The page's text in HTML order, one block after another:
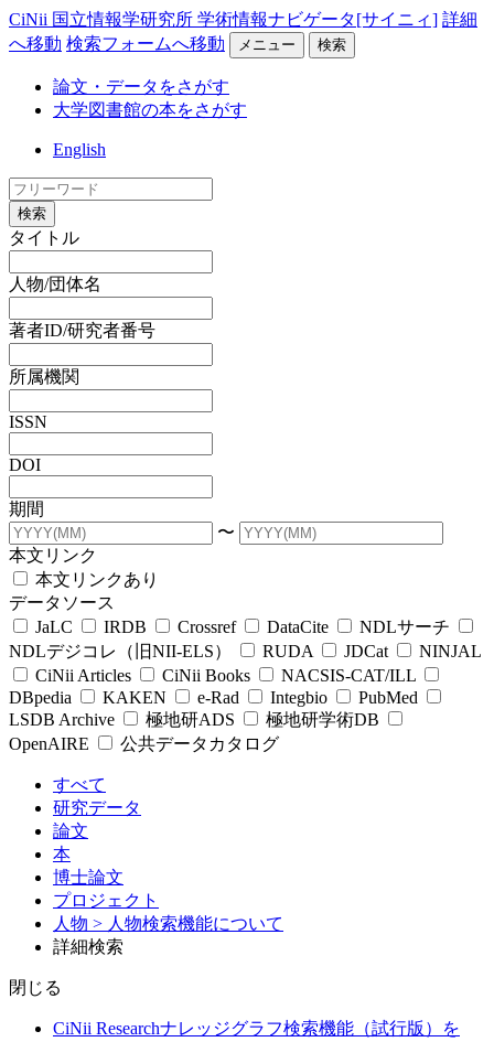
CiNii 国立情報学研究所 学術情報ナビゲータ[サイニィ] 詳細
へ移動 検索フォームへ移動 メニュー 検索
論文・データをさがす
大学図書館の本をさがす
English
検索
タイトル
人物/団体名
著者ID/研究者番号
所属機関
ISSN
DOI
期間
〜
本文リンク
本文リンクあり
データソース
JaLC
IRDB Crossref DataCite
NDLサーチ
NDLデジコレ（旧NII-ELS）
RUDA JDCat
NINJAL
CiNii Articles
CiNii Books
NACSIS-CAT/ILL
DBpedia
KAKEN e-Rad Integbio
PubMed
LSDB Archive
極地研ADS
極地研学術DB
OpenAIRE
公共データカタログ
すべて
研究データ
論文
本
博士論文
プロジェクト
人物 > 人物検索機能について
詳細検索
閉じる
CiNii Researchナレッジグラフ検索機能（試行版）を